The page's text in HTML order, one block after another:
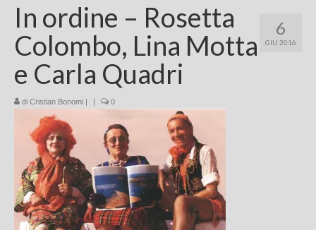
Genealogia
Aziende
FAQ
Contatti
6
GIU 2016
In ordine – Rosetta
Colombo, Lina Motta
e Carla Quadri
di Cristian Bonomi | | 0